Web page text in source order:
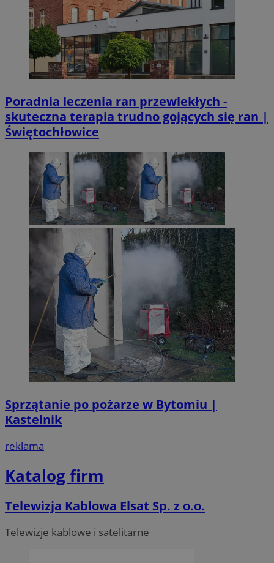
Poradnia leczenia ran przewlekłych -
skuteczna terapia trudno gojących się ran |
Świętochłowice
Sprzątanie po pożarze w Bytomiu |
Kastelnik
reklama
Katalog firm
Telewizja Kablowa Elsat Sp. z o.o.
Telewizje kablowe i satelitarne